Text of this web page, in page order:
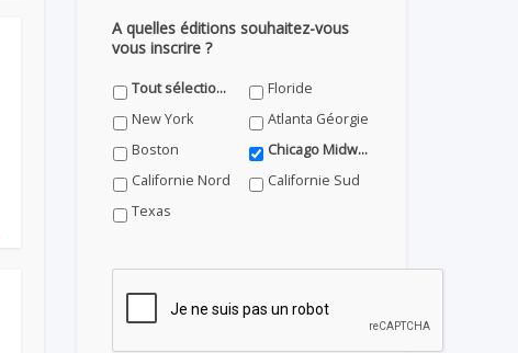
A quelles éditions souhaitez-vous
vous inscrire ?
Tout sélectionner
Floride
New York
Atlanta Géorgie
Boston
Chicago Midwest
Californie Nord
Californie Sud
Texas